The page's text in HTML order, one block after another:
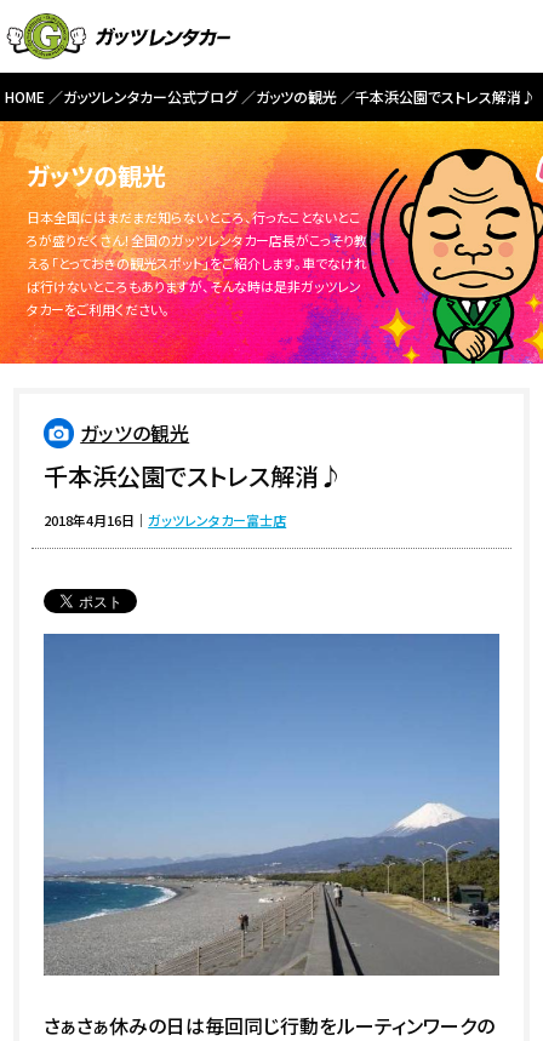
HOME ガッツレンタカー公式ブログ ガッツの観光 千本浜公園でストレス解消♪
ガッツの観光
日本全国にはまだまだ知らないところ、行ったことないとこ
ろが盛りだくさん！全国のガッツレンタカー店長がこっそり教
える「とっておきの観光スポット」をご紹介します。車でなけれ
ば行けないところもありますが、そんな時は是非ガッツレン
タカーをご利用ください。
ガッツの観光
千本浜公園でストレス解消♪
2018年4月16日 ｜ガッツレンタカー富士店
さぁさぁ休みの日は毎回同じ行動をルーティンワークの